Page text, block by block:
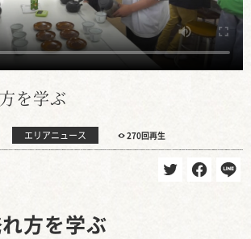
を学ぶ
エリアニュース 270回再生
方を学ぶ